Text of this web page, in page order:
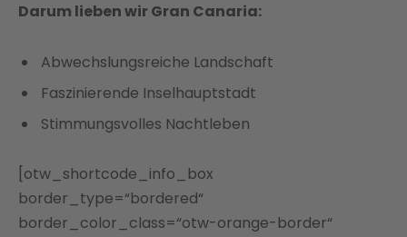
Darum lieben wir Gran Canaria:
Abwechslungsreiche Landschaft
Faszinierende Inselhauptstadt
Stimmungsvolles Nachtleben
[otw_shortcode_info_box
border_type=“bordered“
border_color_class=“otw-orange-border“